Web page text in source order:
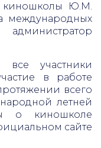
киношколы Ю.М.
международных
участники
в работе
всего
летней
о киношколе
сайте